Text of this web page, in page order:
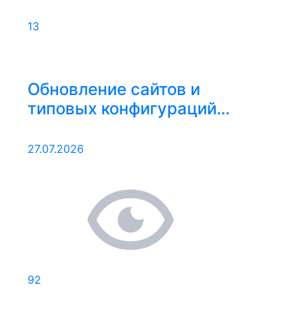
13
Обновление сайтов и
типовых конфигураций
27.07.2026
92